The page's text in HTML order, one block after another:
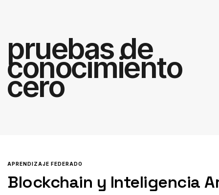
pruebas de
conocimiento
cero
APRENDIZAJE FEDERADO
Blockchain y Inteligencia